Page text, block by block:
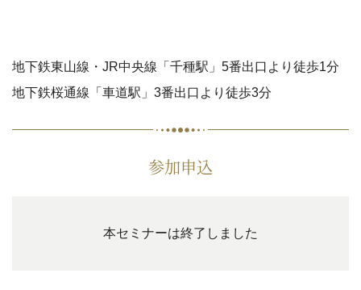
地下鉄東山線・JR中央線「千種駅」5番出口より徒歩1分
地下鉄桜通線「車道駅」3番出口より徒歩3分
参加申込
本セミナーは終了しました